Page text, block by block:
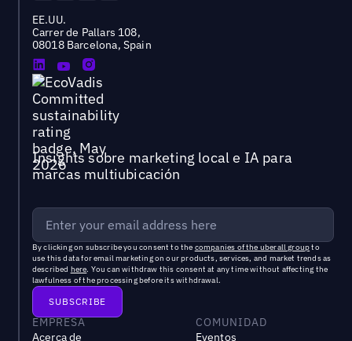
EE.UU.
Carrer de Pallars 108,
08018 Barcelona, Spain
Insights sobre marketing local e IA para
marcas multiubicación
By clicking on subscribe you consent to the companies of the uberall groupto
use this data for email marketing on our products, services, and market trends as
described here. You can withdraw this consent at any time without affecting the
lawfulness of the processing before its withdrawal.
EMPRESA
Acerca de
COMUNIDAD
Eventos